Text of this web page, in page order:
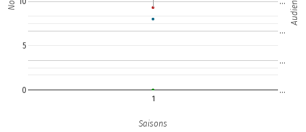
1
0
5
…
…
…
Saisons